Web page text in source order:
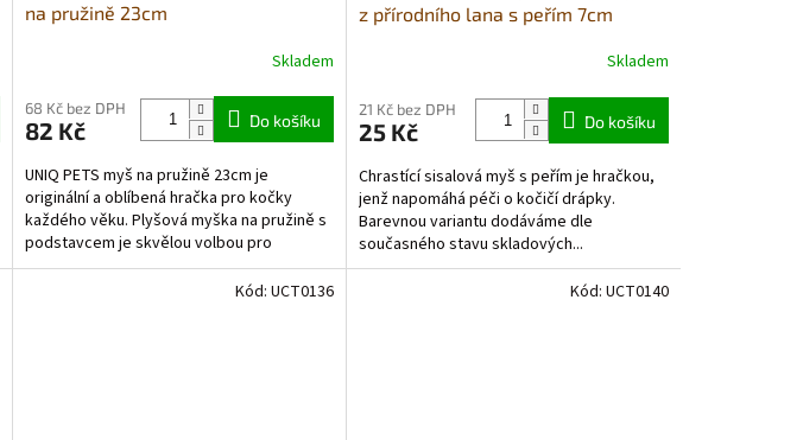
na pružině 23cm
Skladem
68 Kč bez DPH
82 Kč Do košíku
UNIQ PETS myš na pružině 23cm je
originální a oblíbená hračka pro kočky
každého věku. Plyšová myška na pružině s
podstavcem je skvělou volbou pro
všechny majitele koček,...
z přírodního lana s peřím 7cm
Skladem
21 Kč bez DPH
25 Kč Do košíku
Chrastící sisalová myš s peřím je hračkou,
jenž napomáhá péči o kočičí drápky.
Barevnou variantu dodáváme dle
současného stavu skladových...
Kód: UCT0136 Kód: UCT0140